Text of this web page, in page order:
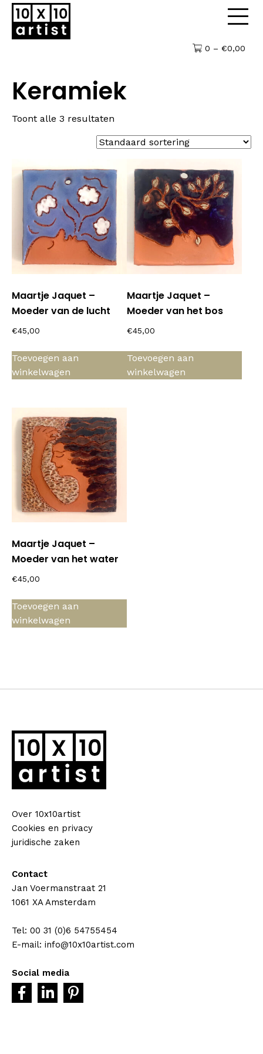
0 – €0,00
Keramiek
Toont alle 3 resultaten
Maartje Jaquet –
Moeder van de lucht
€45,00
Toevoegen aan
winkelwagen
Maartje Jaquet –
Moeder van het bos
€45,00
Toevoegen aan
winkelwagen
Maartje Jaquet –
Moeder van het water
€45,00
Toevoegen aan
winkelwagen
Over 10x10artist
Cookies en privacy
juridische zaken
Contact
Jan Voermanstraat 21
1061 XA Amsterdam
Tel: 00 31 (0)6 54755454
E-mail: info@10x10artist.com
Social media